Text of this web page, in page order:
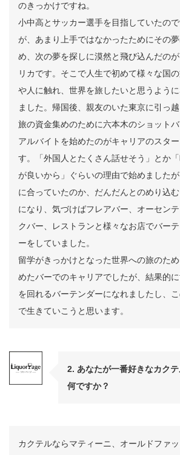
のきっかけですね。
小中高とサッカー選手を目指していたの
が、あまり上手ではなかったためにその
め、次の夢を探しに漠然と飛び込んだの
リカです。そこで人生で初めて様々な国
や人に触れ、世界を旅したいと思うように
ました。帰国後、親友のいた東京に引っ越
旅の資金集めのために六本木のショット
アルバイトを始めたのがキャリアのスタ
す。「外国人とたくさん話せそう」とか
が良いから」ぐらいの理由で始めました
に合っていたのか、だんだんとのめり込む
になり、気づけばフレアバー、オーセン
クバー、レストランと様々なお店でバー
ーをしていました。
留学がきっかけとなった世界への旅のた
めたバーでのキャリアでしたが、結果的
を回れるバーテンダーになれましたし、
で生きていこうと思います。
2. あなたが一番好きなカク
何ですか？
カクテルならマティーニ、オールドファッ